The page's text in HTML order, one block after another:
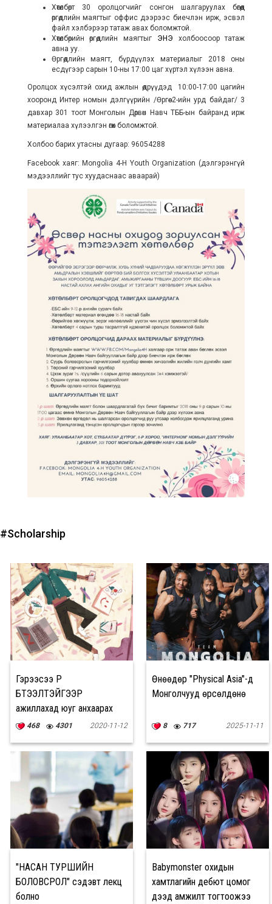
Хөтөлбөрт 30 оролцогчийг сонгон шалгаруулах бөгөөд
өргөдлийн маягтыг оффис дээрээс биечлэн ирж, эсвэл
файл хэлбэрээр татаж авах боломжтой.
Хөтөлбөрийн өргөдлийн маягтыг ЭНЭ холбоосоор татаж
авна уу.
Өргөдлийн маягт, бүрдүүлэх материалыг 2018 оны
есдүгээр сарын 10-ны 17:00 цаг хүртэл хүлээн авна.
Оролцох хүсэлтэй охид ажлын өдрүүдэд 10:00-17:00 цагийн
хооронд Интер номын дэлгүүрийн /Өргөө 2-ийн урд байдаг/ 3
давхар 301 тоот Монголын Дөрвөн Навч ТББ-ын байранд ирж
материалаа хүлээлгэн өгөх боломжтой.
Холбоо барих утасны дугаар: 96054288
Facebook хаяг: Mongolia 4-H Youth Organization (дэлгэрэнгүй
мэдээллийг тус хуудаснаас аваарай)
#Scholarship
Гэрээсээ ҮР
БҮТЭЭЛТЭЙГЭЭР
ажиллахад юуг анхаарах
вэ?468 4301 2020-11-12
Өнөөдөр "Physical Asia"-д
Монголчууд өрсөлдөнө
8 717 2025-11-11
"НАСАН ТУРШИЙН
БОЛОВСРОЛ" сэдэвт лекц
болно
Babymonster охидын
хамтлагийн дебют цомог
дээд амжилт тогтоожээ